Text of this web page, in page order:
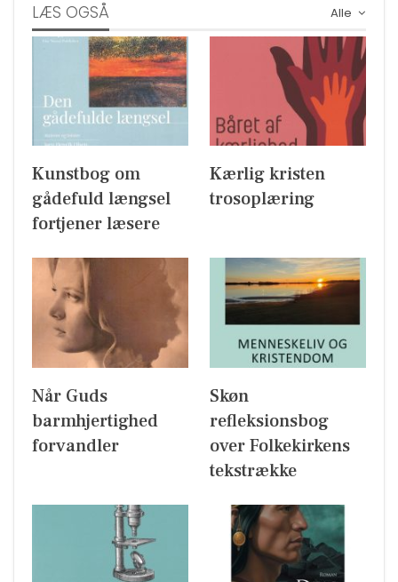
Alle
LÆS OGSÅ
Kunstbog om
gådefuld længsel
fortjener læsere
Kærlig kristen
trosoplæring
Når Guds
barmhjertighed
forvandler
Skøn
refleksionsbog
over Folkekirkens
tekstrække